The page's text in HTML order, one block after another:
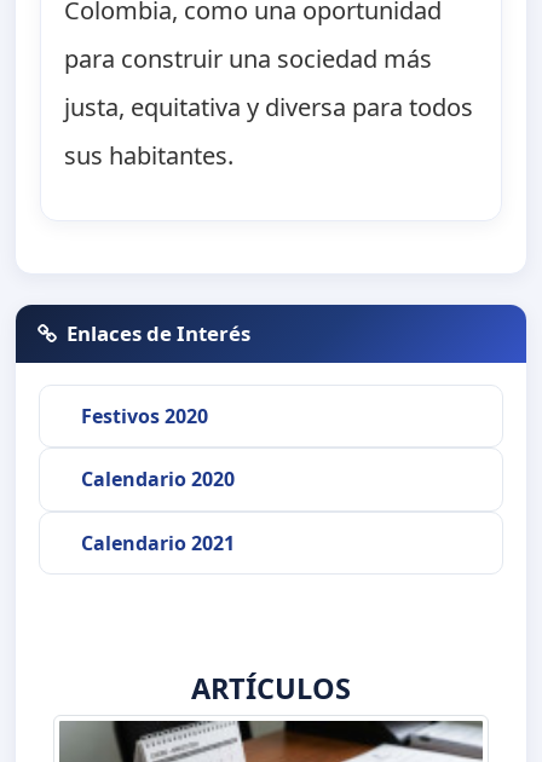
Colombia, como una oportunidad
para construir una sociedad más
justa, equitativa y diversa para todos
sus habitantes.
Enlaces de Interés
Festivos 2020
Calendario 2020
Calendario 2021
ARTÍCULOS